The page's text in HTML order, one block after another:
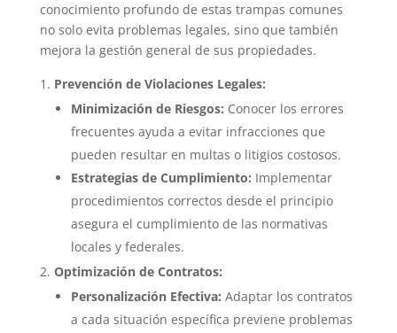
conocimiento profundo de estas trampas comunes
no solo evita problemas legales, sino que también
mejora la gestión general de sus propiedades.
Prevención de Violaciones Legales:
Minimización de Riesgos: Conocer los errores
frecuentes ayuda a evitar infracciones que
pueden resultar en multas o litigios costosos.
Estrategias de Cumplimiento: Implementar
procedimientos correctos desde el principio
asegura el cumplimiento de las normativas
locales y federales.
Optimización de Contratos:
Personalización Efectiva: Adaptar los contratos
a cada situación específica previene problemas